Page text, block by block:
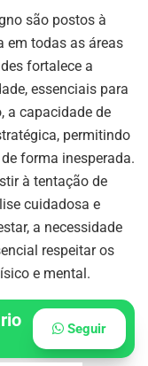
são postos à
em todas as áreas
fortalece a
essenciais para
a capacidade de
permitindo
forma inesperada.
à tentação de
cuidadosa e
a necessidade
respeitar os
e mental.
Seguir